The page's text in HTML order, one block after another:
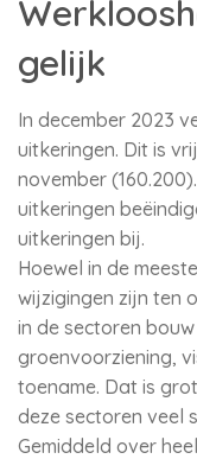
gelijk
In december 2023
uitkeringen. Dit is
november
uitkeringen
uitkeringen bij.
Hoewel in de
wijzigingen zijn ten
in de sectoren
groenvoorziening,
toename. Dat is
deze sectoren veel
Gemiddeld over